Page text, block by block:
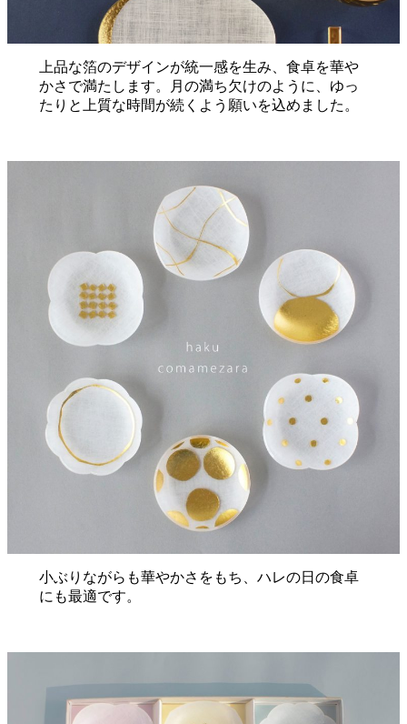
上品な箔のデザインが統一感を生み、食卓を華や
かさで満たします。月の満ち欠けのように、ゆっ
たりと上質な時間が続くよう願いを込めました。
小ぶりながらも華やかさをもち、ハレの日の食卓
にも最適です。